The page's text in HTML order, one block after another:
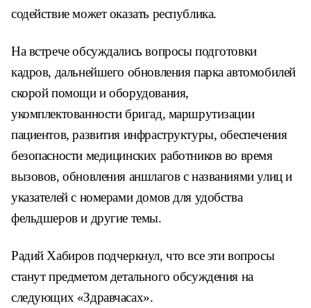
содействие может оказать республика.
На встрече обсуждались вопросы подготовки
кадров, дальнейшего обновления парка автомобилей
скорой помощи и оборудования,
укомплектованности бригад, маршрутизации
пациентов, развития инфраструктуры, обеспечения
безопасности медицинских работников во время
вызовов, обновления аншлагов с названиями улиц и
указателей с номерами домов для удобства
фельдшеров и другие темы.
Радий Хабиров подчеркнул, что все эти вопросы
станут предметом детального обсуждения на
следующих «Здравчасах».